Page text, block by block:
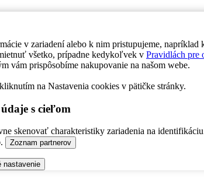
v zariadení alebo k nim pristupujeme,
všetko, prípadne kedykoľvek v Pravidlách pre
vám prispôsobíme nakupovanie na našom webe.
na Nastavenia cookies v pätičke stránky.
s cieľom
skenovať charakteristiky zariadenia na
Zoznam partnerov
nastavenie